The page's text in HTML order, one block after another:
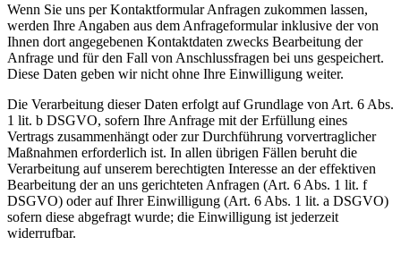
Wenn Sie uns per Kontaktformular Anfragen zukommen lassen,
werden Ihre Angaben aus dem Anfrageformular inklusive der von
Ihnen dort angegebenen Kontaktdaten zwecks Bearbeitung der
Anfrage und für den Fall von Anschlussfragen bei uns gespeichert.
Diese Daten geben wir nicht ohne Ihre Einwilligung weiter.
Die Verarbeitung dieser Daten erfolgt auf Grundlage von Art. 6 Abs.
1 lit. b DSGVO, sofern Ihre Anfrage mit der Erfüllung eines
Vertrags zusammenhängt oder zur Durchführung vorvertraglicher
Maßnahmen erforderlich ist. In allen übrigen Fällen beruht die
Verarbeitung auf unserem berechtigten Interesse an der effektiven
Bearbeitung der an uns gerichteten Anfragen (Art. 6 Abs. 1 lit. f
DSGVO) oder auf Ihrer Einwilligung (Art. 6 Abs. 1 lit. a DSGVO)
sofern diese abgefragt wurde; die Einwilligung ist jederzeit
widerrufbar.